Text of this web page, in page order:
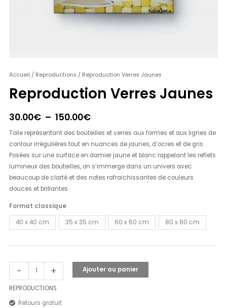
Accueil / Reproductions / Reproduction Verres Jaunes
Reproduction Verres Jaunes
30.00€ – 150.00€
Plage
de
30.00€
à
150.00€
Toile représentant des bouteilles et verres aux formes et aux lignes de
contour irrégulières tout en nuances de jaunes, d’ocres et de gris .
Posées sur une surface en damier jaune et blanc rappelant les reflets
lumineux des bouteilles, on s’immerge dans un univers avec
beaucoup de clarté et des notes rafraichissantes de couleurs
douces et brillantes.
Format classique
40 x 40 cm 35 x 35 cm 60 x 60 cm 80 x 80 cm
-
quantité
Reproduction
Jaunes
+ Ajouter au panier
REPRODUCTIONS
Retours gratuit